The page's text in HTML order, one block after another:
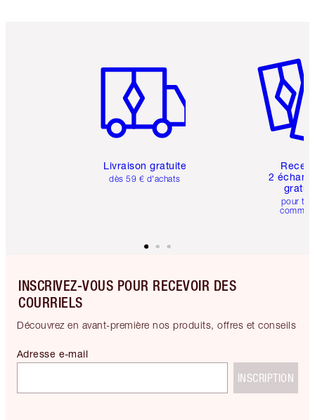
Livraison gratuite
dès 59 € d'achats
2
pour
INSCRIVEZ-VOUS POUR RECEVOIR DES
COURRIELS
Découvrez en avant-première nos produits, offres et conseils
Adresse e-mail
INSCRIPTION